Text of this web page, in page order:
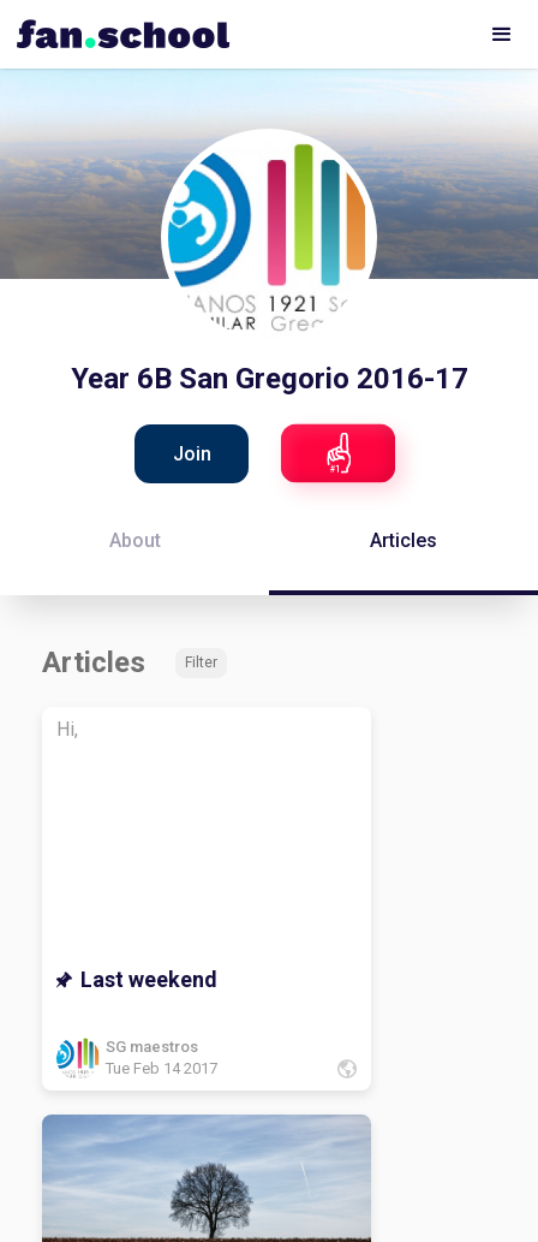
Year 6B San Gregorio 2016-17
Join
About Articles
Articles Filter
Hi,
Last weekend
SG maestros
Tue Feb 14 2017